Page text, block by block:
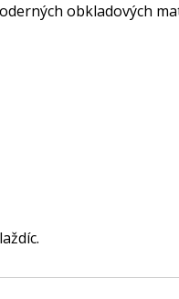
obkladových